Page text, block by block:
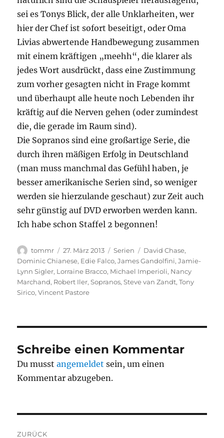
sei es Tonys Blick, der alle Unklarheiten, wer
hier der Chef ist sofort beseitigt, oder Oma
Livias abwertende Handbewegung zusammen
mit einem kräftigen „meehh“, die klarer als
jedes Wort ausdrückt, dass eine Zustimmung
zum vorher gesagten nicht in Frage kommt
und überhaupt alle heute noch Lebenden ihr
kräftig auf die Nerven gehen (oder zumindest
die, die gerade im Raum sind).
Die Sopranos sind eine großartige Serie, die
durch ihren mäßigen Erfolg in Deutschland
(man muss manchmal das Gefühl haben, je
besser amerikanische Serien sind, so weniger
werden sie hierzulande geschaut) zur Zeit auch
sehr günstig auf DVD erworben werden kann.
Ich habe schon Staffel 2 begonnen!
Autor
tommr
Veröffentlicht
am
27. März 2013 Kategorien
Serien Schlagwörter
David Chase,
Dominic Chianese, Edie Falco,James Gandolfini,Jamie-
Lynn Sigler, Lorraine Bracco, Michael Imperioli, Nancy
Marchand, Robert Iler,Sopranos,Steve van Zandt,Tony
Sirico,Vincent Pastore
Schreibe einen Kommentar
Du musstangemeldet sein, um einen
Kommentar abzugeben.
ZURÜCK